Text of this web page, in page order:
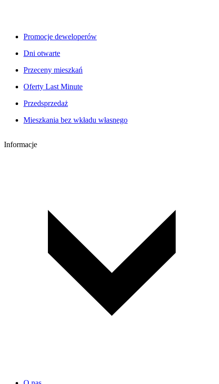
Promocje deweloperów
Dni otwarte
Przeceny mieszkań
Oferty Last Minute
Przedsprzedaż
Mieszkania bez wkładu własnego
Informacje